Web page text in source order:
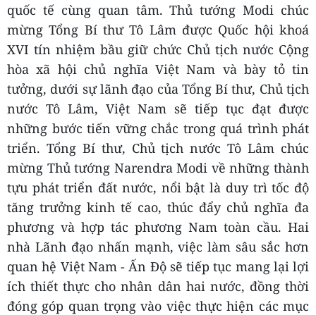
quốc tế cùng quan tâm. Thủ tướng Modi chúc
mừng Tổng Bí thư Tô Lâm được Quốc hội khoá
XVI tín nhiệm bầu giữ chức Chủ tịch nước Cộng
hòa xã hội chủ nghĩa Việt Nam và bày tỏ tin
tưởng, dưới sự lãnh đạo của Tổng Bí thư, Chủ tịch
nước Tô Lâm, Việt Nam sẽ tiếp tục đạt được
những bước tiến vững chắc trong quá trình phát
triển. Tổng Bí thư, Chủ tịch nước Tô Lâm chúc
mừng Thủ tướng Narendra Modi về những thành
tựu phát triển đất nước, nổi bật là duy trì tốc độ
tăng trưởng kinh tế cao, thúc đẩy chủ nghĩa đa
phương và hợp tác phương Nam toàn cầu. Hai
nhà Lãnh đạo nhấn mạnh, việc làm sâu sắc hơn
quan hệ Việt Nam - Ấn Độ sẽ tiếp tục mang lại lợi
ích thiết thực cho nhân dân hai nước, đồng thời
đóng góp quan trọng vào việc thực hiện các mục